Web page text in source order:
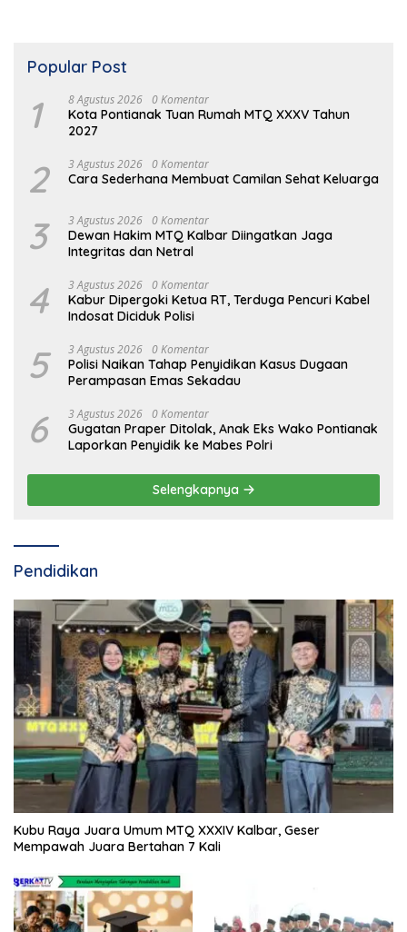
Popular Post
1 8 Agustus 2026 0 Komentar
Kota Pontianak Tuan Rumah MTQ XXXV Tahun
2027
2 3 Agustus 2026 0 Komentar
Cara Sederhana Membuat Camilan Sehat Keluarga
3 3 Agustus 2026 0 Komentar
Dewan Hakim MTQ Kalbar Diingatkan Jaga
Integritas dan Netral
4 3 Agustus 2026 0 Komentar
Kabur Dipergoki Ketua RT, Terduga Pencuri Kabel
Indosat Diciduk Polisi
5 3 Agustus 2026 0 Komentar
Polisi Naikan Tahap Penyidikan Kasus Dugaan
Perampasan Emas Sekadau
6 3 Agustus 2026 0 Komentar
Gugatan Praper Ditolak, Anak Eks Wako Pontianak
Laporkan Penyidik ke Mabes Polri
Selengkapnya
Pendidikan
Kubu Raya Juara Umum MTQ XXXIV Kalbar, Geser
Mempawah Juara Bertahan 7 Kali